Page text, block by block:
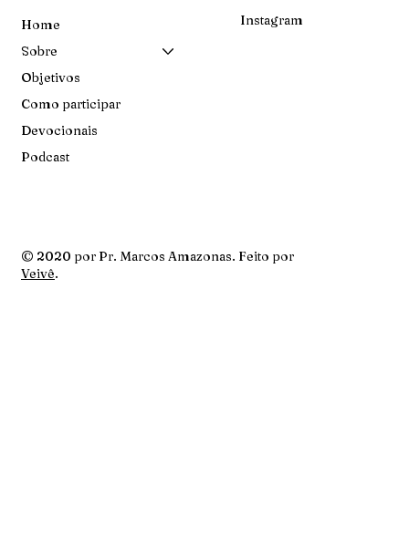
Home
Sobre
Objetivos
Como participar
Devocionais
Podcast
Instagram
© 2020 por Pr. Marcos Amazonas. Feito por
Veivê.